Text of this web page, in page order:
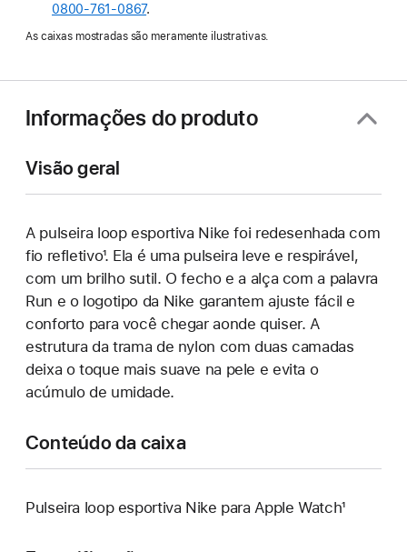
em
nova
0800-761-0867.
As caixas mostradas são meramente ilustrativas.
Informações do produto
Visão geral
A pulseira loop esportiva Nike foi redesenhada com
fio refletivo¹. Ela é uma pulseira leve e respirável,
com um brilho sutil. O fecho e a alça com a palavra
Run e o logotipo da Nike garantem ajuste fácil e
conforto para você chegar aonde quiser. A
estrutura da trama de nylon com duas camadas
deixa o toque mais suave na pele e evita o
acúmulo de umidade.
Conteúdo da caixa
Pulseira loop esportiva Nike para Apple Watch¹